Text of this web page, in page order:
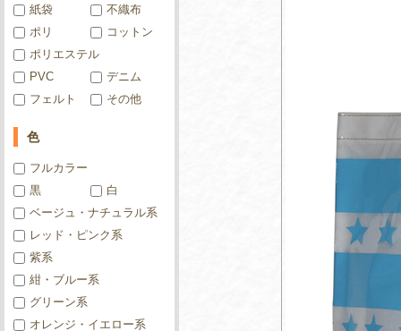
紙袋
不織布
ポリ
コットン
ポリエステル
PVC
デニム
フェルト
その他
色
フルカラー
黒
白
ベージュ・ナチュラル系
レッド・ピンク系
紫系
紺・ブルー系
グリーン系
オレンジ・イエロー系